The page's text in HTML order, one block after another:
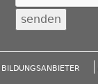
BILDUNGSANBIETER